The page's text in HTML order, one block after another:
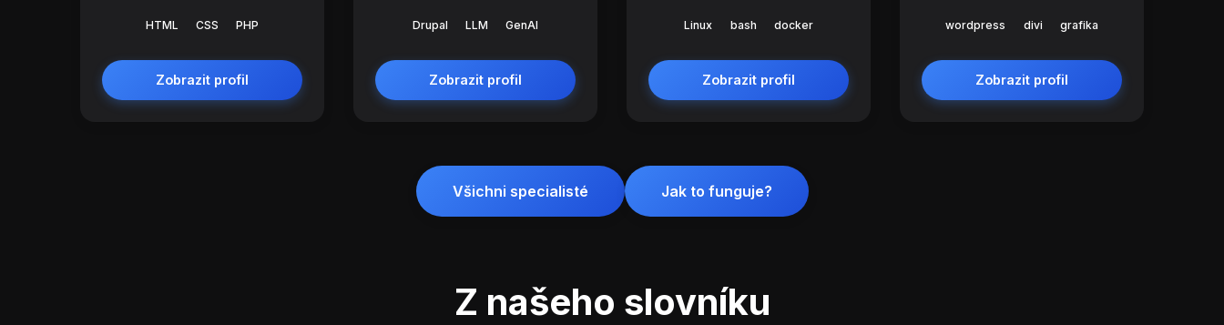
HTML CSS PHP
Zobrazit profil
Drupal LLM GenAI
Zobrazit profil
Linux bash docker
Zobrazit profil
wordpress divi grafika
Zobrazit profil
Všichni specialisté Jak to funguje?
Z našeho slovníku